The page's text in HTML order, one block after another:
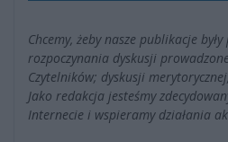
Chcemy, żeby nasze publikacje
rozpoczynania dyskusji
Czytelników; dyskusji
Jako redakcja jesteśmy
Internecie i wspieramy działania